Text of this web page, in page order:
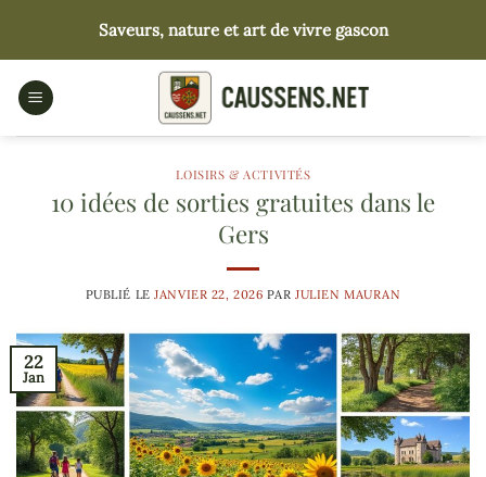
contenu
Saveurs, nature et art de vivre gascon
LOISIRS & ACTIVITÉS
10 idées de sorties gratuites dans le
Gers
PUBLIÉ LE JANVIER 22, 2026 PAR JULIEN MAURAN
22
Jan